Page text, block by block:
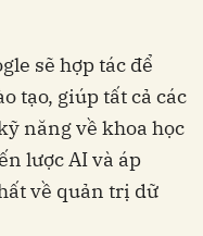
sẽ hợp tác để
tạo, giúp tất cả các
năng về khoa học
lược AI và áp
về quản trị dữ